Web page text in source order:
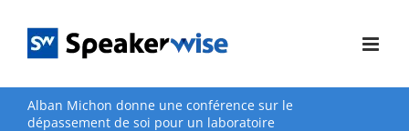
contenu
Alban Michon donne une conférence sur le
dépassement de soi pour un laboratoire